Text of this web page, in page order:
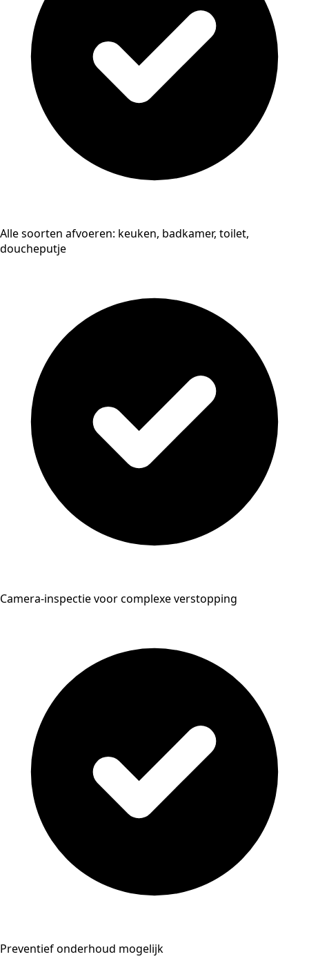
Alle soorten afvoeren: keuken, badkamer, toilet,
doucheputje
Camera-inspectie voor complexe verstopping
Preventief onderhoud mogelijk